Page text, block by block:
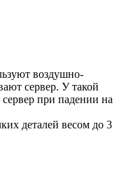
воздушно-
сервер. У такой
при падении на
деталей весом до 3